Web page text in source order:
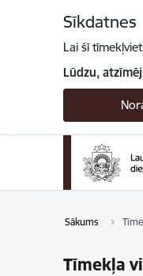
Sīkdatnes
Lai šī
Lūdzu,
Sākums
Tīmekļa